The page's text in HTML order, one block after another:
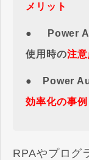
メリット
● Power
使用時の注意
● Power
効率化の事例
RPAやプログ